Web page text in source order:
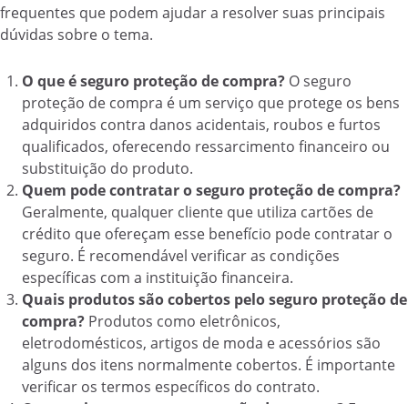
frequentes que podem ajudar a resolver suas principais
dúvidas sobre o tema.
O que é seguro proteção de compra? O seguro
proteção de compra é um serviço que protege os bens
adquiridos contra danos acidentais, roubos e furtos
qualificados, oferecendo ressarcimento financeiro ou
substituição do produto.
Quem pode contratar o seguro proteção de compra?
Geralmente, qualquer cliente que utiliza cartões de
crédito que ofereçam esse benefício pode contratar o
seguro. É recomendável verificar as condições
específicas com a instituição financeira.
Quais produtos são cobertos pelo seguro proteção de
compra? Produtos como eletrônicos,
eletrodomésticos, artigos de moda e acessórios são
alguns dos itens normalmente cobertos. É importante
verificar os termos específicos do contrato.